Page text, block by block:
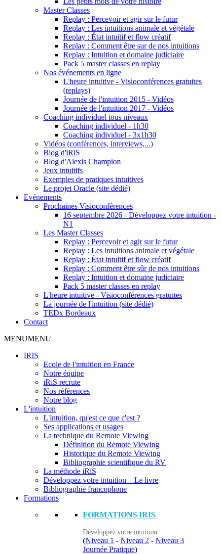
Master Classes
Replay : Percevoir et agir sur le futur
Replay : Les intuitions animale et végétale
Replay : État intuitif et flow créatif
Replay : Comment être sur de nos intuitions
Replay : Intuition et domaine judiciaire
Pack 5 master classes en replay
Nos événements en ligne
L'heure intuitive - Visioconférences gratuites
(replays)
Journée de l'intuition 2015 - Vidéos
Journée de l'intuition 2017 - Vidéos
Coaching individuel tous niveaux
Coaching individuel - 1h30
Coaching individuel - 3x1h30
Vidéos (conférences, interviews,...)
Blog d'iRiS
Blog d'Alexis Champion
Jeux intuitifs
Exemples de pratiques intuitives
Le projet Oracle (site dédié)
Evénements
Prochaines Visioconférences
16 septembre 2026 - Développez votre intuition -
N1
Les Master Classes
Replay : Percevoir et agir sur le futur
Replay : Les intuitions animale et végétale
Replay : État intuitif et flow créatif
Replay : Comment être sûr de nos intuitions
Replay : Intuition et domaine judiciaire
Pack 5 master classes en replay
L'heure intuitive - Visioconférences gratuites
La journée de l'intuition (site dédié)
TEDx Bordeaux
Contact
MENUMENU
IRIS
Ecole de l'intuition en France
Notre équipe
iRiS recrute
Nos références
Notre blog
L'intuition
L'intuition, qu'est ce que c'est ?
Ses applications et usages
La technique du Remote Viewing
Définition du Remote Viewing
Historique du Remote Viewing
Bibliographie scientifique du RV
La méthode iRiS
Développez votre intuition – Le livre
Bibliographie francophone
Formations
FORMATIONS IRIS
Développez votre intuition
(Niveau 1 - Niveau 2 - Niveau 3
Journée Pratique)